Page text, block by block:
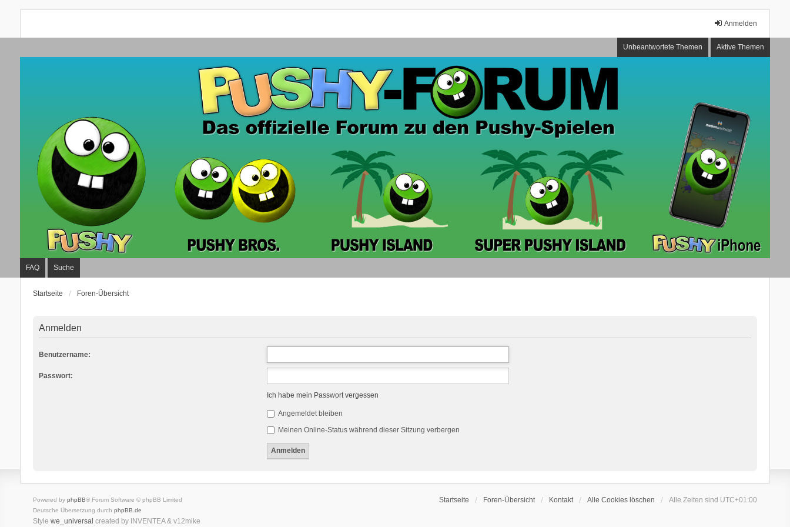
Anmelden
Unbeantwortete Themen Aktive Themen
FAQ Suche
Startseite Foren-Übersicht
Anmelden
Benutzername:
Passwort:
Ich habe mein Passwort vergessen
Angemeldet bleiben
Meinen Online-Status während dieser Sitzung verbergen
Startseite Foren-Übersicht Kontakt Alle Cookies löschen Alle Zeiten sind UTC+01:00
Powered by phpBB® Forum Software © phpBB Limited
Deutsche Übersetzung durch phpBB.de
Style we_universal created by INVENTEA & v12mike